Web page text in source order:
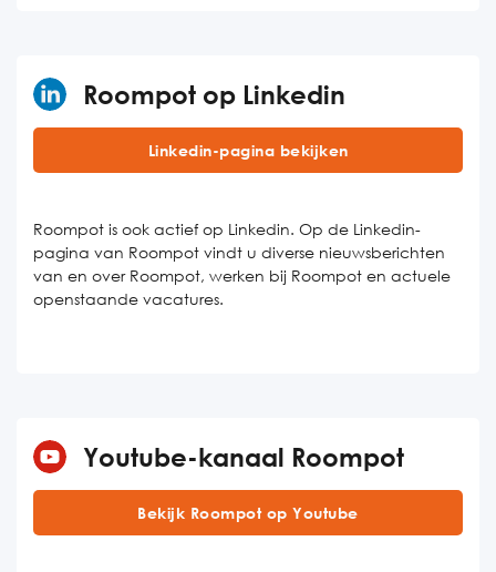
Roompot op Linkedin
Linkedin-pagina bekijken
Roompot is ook actief op Linkedin. Op de Linkedin-
pagina van Roompot vindt u diverse nieuwsberichten
van en over Roompot, werken bij Roompot en actuele
openstaande vacatures.
Youtube-kanaal Roompot
Bekijk Roompot op Youtube